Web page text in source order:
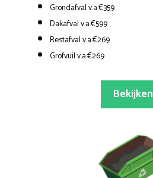
Grondafval v.a.€359
Dakafval v.a.€599
Restafval v.a.€269
Grofvuil v.a.€269
Bekijken